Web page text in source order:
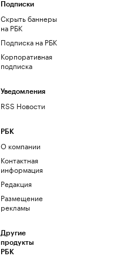
Подписки
Скрыть баннеры
на РБК
Подписка на РБК
Корпоративная
подписка
Уведомления
RSS Новости
РБК
О компании
Контактная
информация
Редакция
Размещение
рекламы
Другие
продукты
РБК